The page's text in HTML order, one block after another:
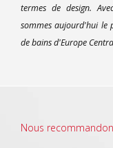
termes de design.
sommes aujourd'hui le
de bains d'Europe
Nous